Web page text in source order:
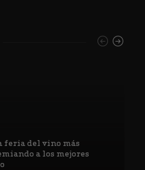
feria del vino más
a los mejores